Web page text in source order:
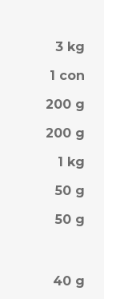
3 kg
1 con
200 g
200 g
1 kg
50 g
50 g
40 g